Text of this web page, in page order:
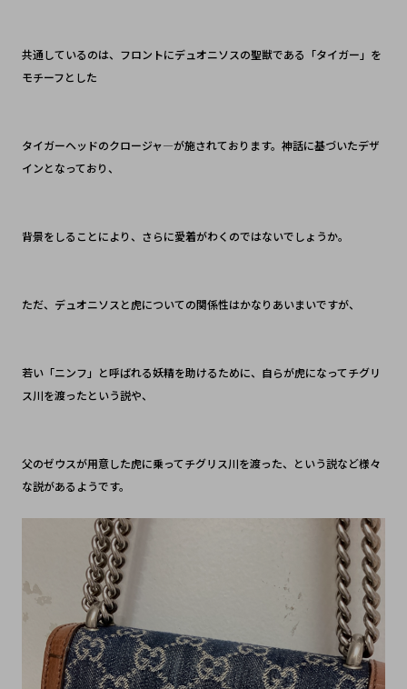
共通しているのは、フロントにデュオニソスの聖獣である「タイガー」を
モチーフとした
タイガーヘッドのクロージャ―が施されております。神話に基づいたデザ
インとなっており、
背景をしることにより、さらに愛着がわくのではないでしょうか。
ただ、デュオニソスと虎についての関係性はかなりあいまいですが、
若い「ニンフ」と呼ばれる妖精を助けるために、自らが虎になってチグリ
ス川を渡ったという説や、
父のゼウスが用意した虎に乗ってチグリス川を渡った、という説など様々
な説があるようです。